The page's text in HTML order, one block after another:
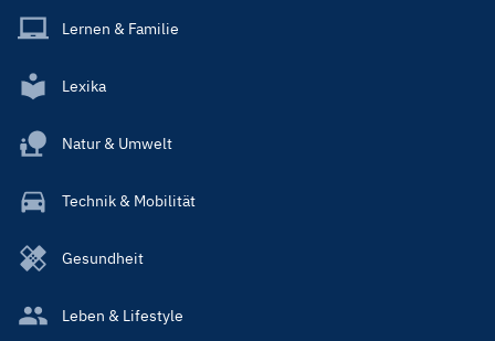
Lernen & Familie
Lexika
Natur & Umwelt
Technik & Mobilität
Gesundheit
Leben & Lifestyle